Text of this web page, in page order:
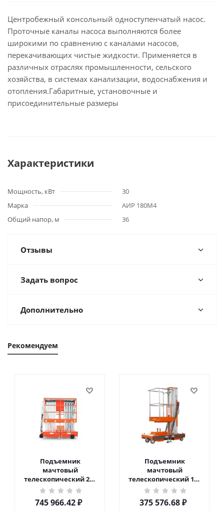
Центробежный консольный одноступенчатый насос.
Проточные каналы насоса выполняются более
широкими по сравнению с каналами насосов,
перекачивающих чистые жидкости. Применяется в
различных отраслях промышленности, сельского
хозяйства, в системах канализации, водоснабжения и
отопления.Габаритные, установочные и
присоединительные размеры
Характеристики
Мощность, кВт
30
Марка
АИР 180М4
Общий напор, м
36
Отзывы
Задать вопрос
Дополнительно
Рекомендуем
Подъемник
мачтовый
телескопический 200
кг 10 м TOR GTWY10-
200S DC 2-мачтовый
(автономный) (N) в
745 966.42₽
Подъемник
мачтовый
телескопический 125
кг 6 м TOR GTWY6-100
DC 1-мачтовый
(автономный) (G) в
375 576.68₽